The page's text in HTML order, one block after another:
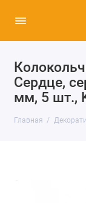
Сердце,
мм, 5 шт.,
Главная